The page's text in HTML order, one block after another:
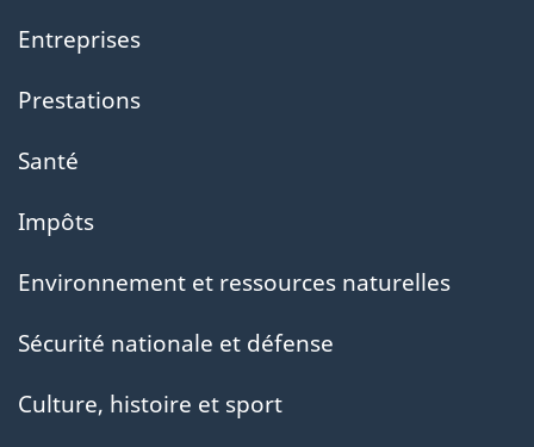
Entreprises
Prestations
Santé
Impôts
Environnement et ressources naturelles
Sécurité nationale et défense
Culture, histoire et sport